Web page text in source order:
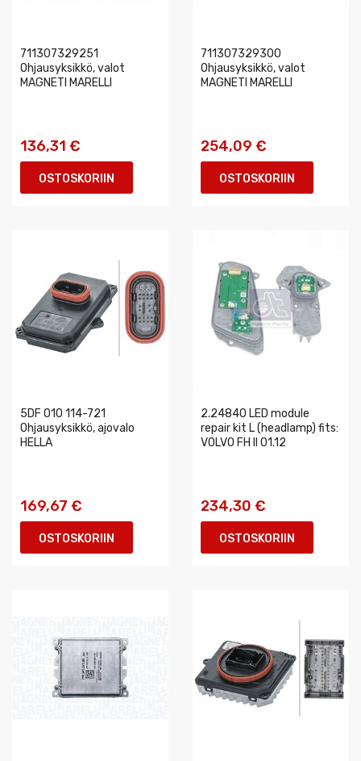
711307329251
Ohjausyksikkö, valot
MAGNETI MARELLI
136,31 €
OSTOSKORIIN
711307329300
Ohjausyksikkö, valot
MAGNETI MARELLI
254,09 €
OSTOSKORIIN
5DF 010 114-721
Ohjausyksikkö, ajovalo
HELLA
169,67 €
OSTOSKORIIN
2.24840 LED module
repair kit L (headlamp) fits:
VOLVO FH II 01.12
234,30 €
OSTOSKORIIN